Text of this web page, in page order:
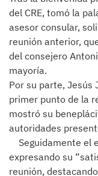
del CRE, tomó la
asesor consular,
reunión anterior,
del consejero
mayoría.
Por su parte, Jesús
primer punto de la
mostró su
autoridades
Seguidamente el
expresando su
reunión,